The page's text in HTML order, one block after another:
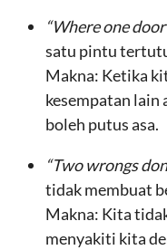
“Where one
satu pintu
Makna: Ketika
kesempatan
boleh putus asa.
“Two wrongs
tidak membuat
Makna: Kita
menyakiti kita